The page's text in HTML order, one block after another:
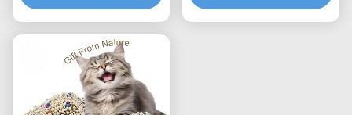
odor e desempenho
baixo rastreamento